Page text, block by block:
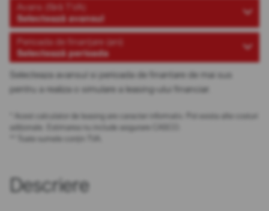
Avans (fără TVA)
Selectează avansul
Perioada de finanțare (ani)
Selectează perioada
Selecteaza avansul si perioada de finantare de mai sus
pentru a realiza o simulare a leasing-ului financiar.
* Acest calculator de leasing are caracter informativ. Pot exista alte costuri
adiționale. Estimarea nu include asigurare CASCO.
** Toate sumele conțin TVA.
Descriere